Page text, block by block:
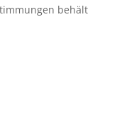
behält